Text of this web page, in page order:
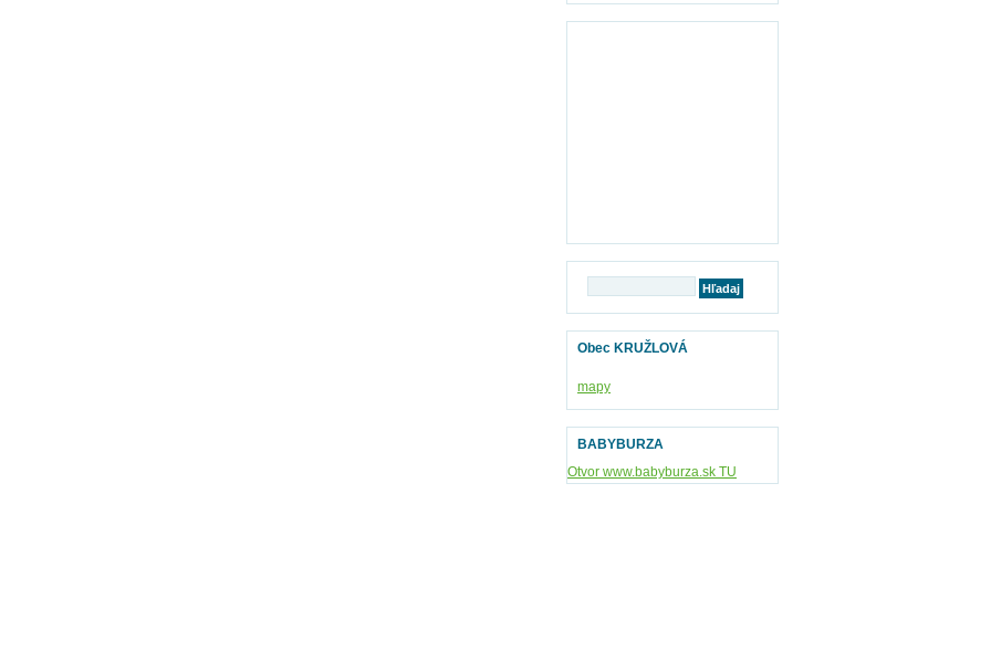
Obec KRUŽLOVÁ
mapy
BABYBURZA
Otvor www.babyburza.sk TU